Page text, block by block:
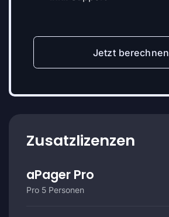
Jetzt berechnen
Zusatzlizenzen
aPager Pro
Pro 5 Personen